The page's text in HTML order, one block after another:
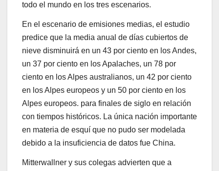
todo el mundo en los tres escenarios.
En el escenario de emisiones medias, el estudio
predice que la media anual de días cubiertos de
nieve disminuirá en un 43 por ciento en los Andes,
un 37 por ciento en los Apalaches, un 78 por
ciento en los Alpes australianos, un 42 por ciento
en los Alpes europeos y un 50 por ciento en los
Alpes europeos. para finales de siglo en relación
con tiempos históricos. La única nación importante
en materia de esquí que no pudo ser modelada
debido a la insuficiencia de datos fue China.
Mitterwallner y sus colegas advierten que a